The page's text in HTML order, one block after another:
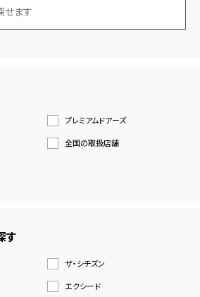
プレミアムドアーズ
全国の取扱店舗
す
ザ・シチズン
エクシード